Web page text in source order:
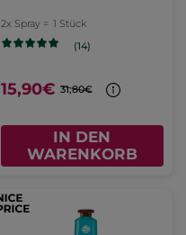
2x Spray = 1 Stück
(14)
15,90€ 31,80€
IN DEN
WARENKORB